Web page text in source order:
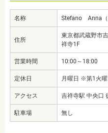
名称 Stefano Anna（
住所
東京都武蔵野市
祥寺1F
営業時間 10:00～18:00
定休日 月曜日 ※第1火曜
アクセス 吉祥寺駅 中央口
駐車場 無し